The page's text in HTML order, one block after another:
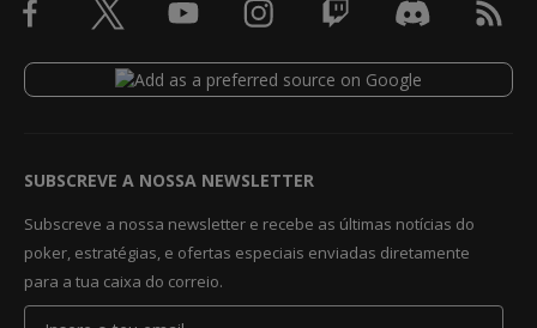
SUBSCREVE A NOSSA NEWSLETTER
Subscreve a nossa newsletter e recebe as últimas notícias do
poker, estratégias, e ofertas especiais enviadas diretamente
para a tua caixa do correio.